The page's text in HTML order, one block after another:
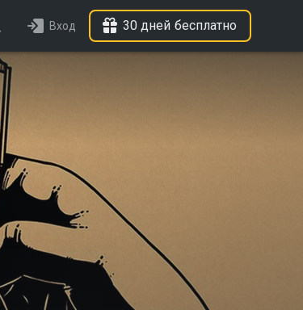
Вход 30 дней бесплатно